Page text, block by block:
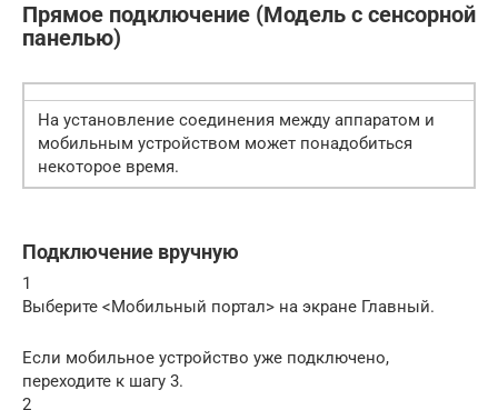
Прямое подключение (Модель с сенсорной
панелью)
На установление соединения между аппаратом и
мобильным устройством может понадобиться
некоторое время.
Подключение вручную
1
Выберите <Мобильный портал> на экране Главный.
Если мобильное устройство уже подключено,
переходите к шагу 3.
2